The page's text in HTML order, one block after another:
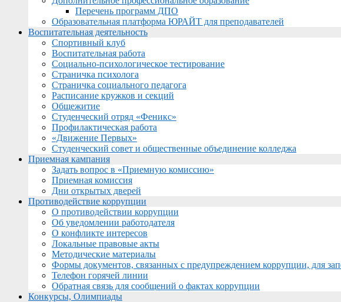
Перечень программ ДПО
Образовательная платформа ЮРАЙТ для преподавателей
Воспитательная деятельность
Спортивный клуб
Воспитательная работа
Социально-психологическое тестирование
Страничка психолога
Страничка социального педагога
Расписание кружков и секций
Общежитие
Студенческий отряд «Феникс»
Профилактическая работа
«Движение Первых»
Студенческий совет и общественные объединение колледжа
Приемная кампания
Задать вопрос в «Приемную комиссию»
Приемная комиссия
Дни открытых дверей
Противодействие коррупции
О противодействии коррупции
Об уведомлении работодателя
О конфликте интересов
Локальные правовые акты
Методические материалы
Формы документов, связанных с предупреждением коррупции, для
Телефон горячей линии
Обратная связь для сообщений о фактах коррупции
Конкурсы, Олимпиады